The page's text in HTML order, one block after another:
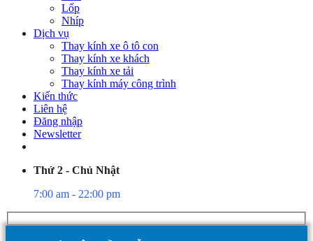
Lốp
Nhíp
Dịch vụ
Thay kính xe ô tô con
Thay kính xe khách
Thay kính xe tải
Thay kính máy công trình
Kiến thức
Liên hệ
Đăng nhập
Newsletter
Thứ 2 - Chủ Nhật
7:00 am - 22:00 pm